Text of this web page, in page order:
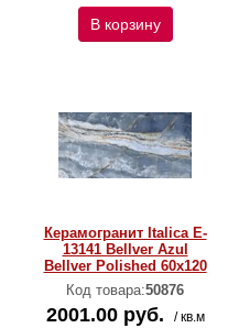
В корзину
Керамогранит Italica E-
13141 Bellver Azul
Bellver Polished 60х120
Код товара:50876
2001.00 руб. / кв.м